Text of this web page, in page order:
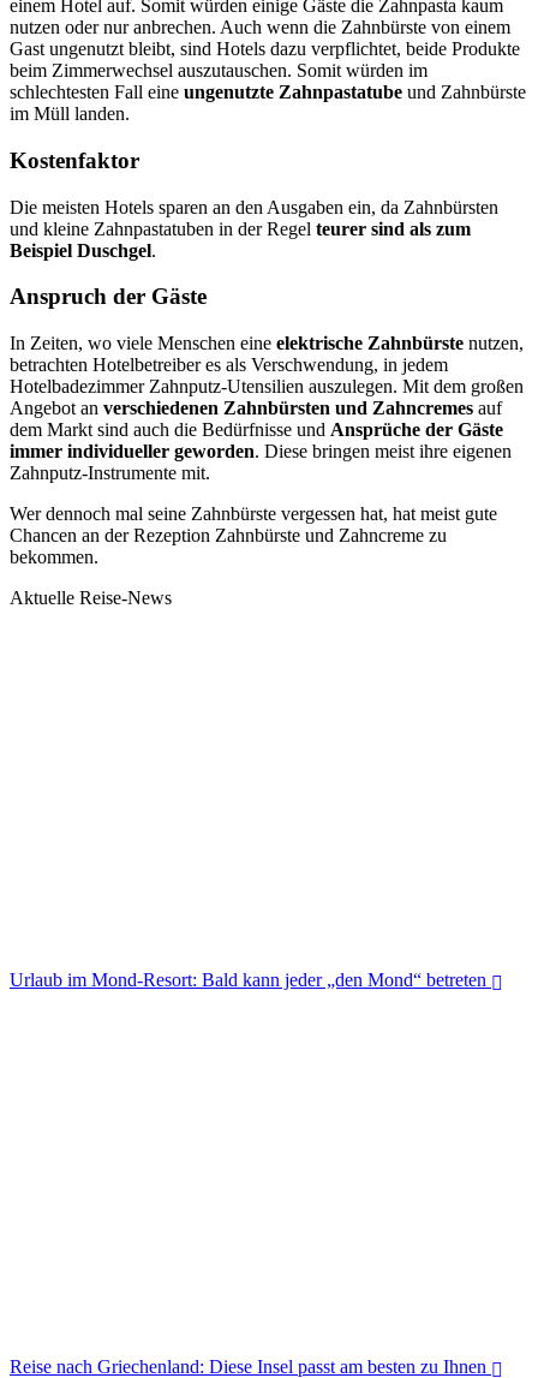
einem Hotel auf. Somit würden einige Gäste die Zahnpasta kaum
nutzen oder nur anbrechen. Auch wenn die Zahnbürste von einem
Gast ungenutzt bleibt, sind Hotels dazu verpflichtet, beide Produkte
beim Zimmerwechsel auszutauschen. Somit würden im
schlechtesten Fall eine ungenutzte Zahnpastatube und Zahnbürste
im Müll landen.
Kostenfaktor
Die meisten Hotels sparen an den Ausgaben ein, da Zahnbürsten
und kleine Zahnpastatuben in der Regel teurer sind als zum
Beispiel Duschgel.
Anspruch der Gäste
In Zeiten, wo viele Menschen eine elektrische Zahnbürste nutzen,
betrachten Hotelbetreiber es als Verschwendung, in jedem
Hotelbadezimmer Zahnputz-Utensilien auszulegen. Mit dem großen
Angebot an verschiedenen Zahnbürsten und Zahncremes auf
dem Markt sind auch die Bedürfnisse und Ansprüche der Gäste
immer individueller geworden. Diese bringen meist ihre eigenen
Zahnputz-Instrumente mit.
Wer dennoch mal seine Zahnbürste vergessen hat, hat meist gute
Chancen an der Rezeption Zahnbürste und Zahncreme zu
bekommen.
Aktuelle Reise-News
Urlaub im Mond-Resort: Bald kann jeder „den Mond“ betreten
Reise nach Griechenland: Diese Insel passt am besten zu Ihnen